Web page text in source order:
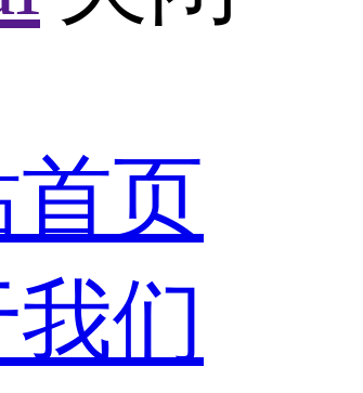
首页
们